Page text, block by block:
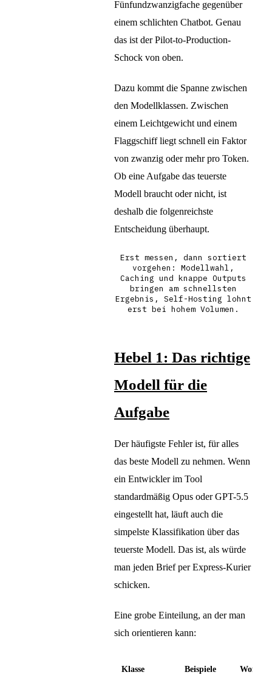
Fünfundzwanzigfache gegenüber
einem schlichten Chatbot. Genau
das ist der Pilot-to-Production-
Schock von oben.
Dazu kommt die Spanne zwischen
den Modellklassen. Zwischen
einem Leichtgewicht und einem
Flaggschiff liegt schnell ein Faktor
von zwanzig oder mehr pro Token.
Ob eine Aufgabe das teuerste
Modell braucht oder nicht, ist
deshalb die folgenreichste
Entscheidung überhaupt.
Erst messen, dann sortiert
vorgehen: Modellwahl,
Caching und knappe Outputs
bringen am schnellsten
Ergebnis, Self-Hosting lohnt
erst bei hohem Volumen.
Hebel 1: Das richtige
Modell für die
Aufgabe
Der häufigste Fehler ist, für alles
das beste Modell zu nehmen. Wenn
ein Entwickler im Tool
standardmäßig Opus oder GPT-5.5
eingestellt hat, läuft auch die
simpelste Klassifikation über das
teuerste Modell. Das ist, als würde
man jeden Brief per Express-Kurier
schicken.
Eine grobe Einteilung, an der man
sich orientieren kann:
Klasse Beispiele Wofür